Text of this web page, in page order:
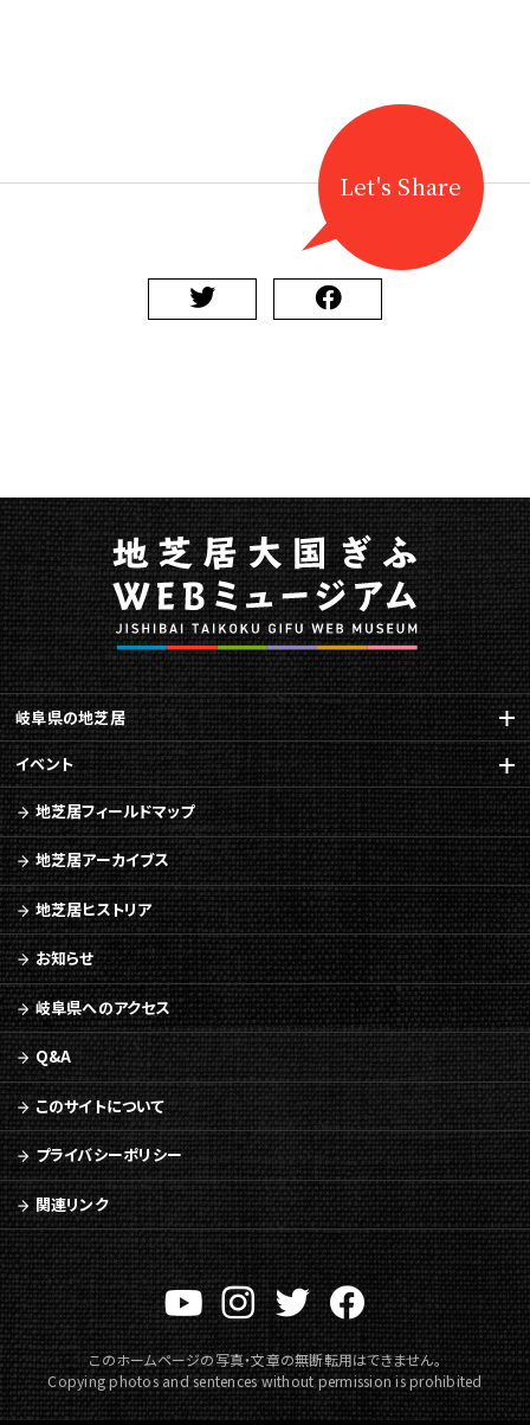
Let's Share
岐阜県の地芝居
イベント
地芝居フィールドマップ
地芝居アーカイブス
地芝居ヒストリア
お知らせ
岐阜県へのアクセス
Q&A
このサイトについて
プライバシーポリシー
関連リンク
このホームページの写真・文章の無断転用はできません。
Copying photos and sentences without permission is prohibited